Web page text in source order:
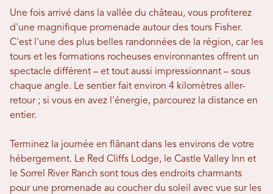
Une fois arrivé dans la vallée du château, vous profiterez
d'une magnifique promenade autour des tours Fisher.
C'est l'une des plus belles randonnées de la région, car les
tours et les formations rocheuses environnantes offrent un
spectacle différent – ​​et tout aussi impressionnant – sous
chaque angle. Le sentier fait environ 4 kilomètres aller-
retour ; si vous en avez l'énergie, parcourez la distance en
entier.
Terminez la journée en flânant dans les environs de votre
hébergement. Le Red Cliffs Lodge, le Castle Valley Inn et
le Sorrel River Ranch sont tous des endroits charmants
pour une promenade au coucher du soleil avec vue sur les